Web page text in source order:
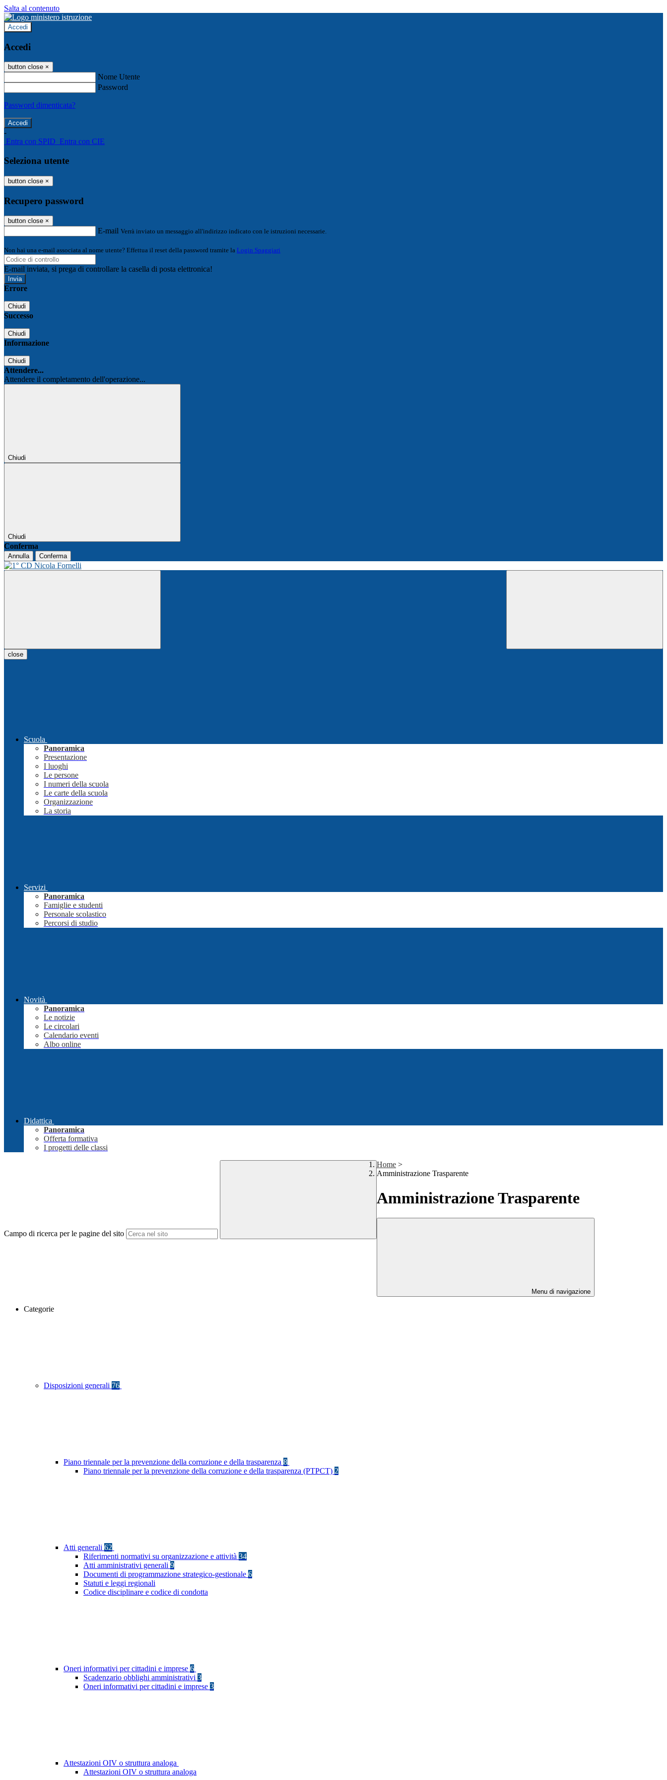
Salta al contenuto
Accedi
Accedi
button close ×
Nome Utente
Password
Password dimenticata?
-
Entra con SPID Entra con CIE
Seleziona utente
button close ×
Recupero password
button close ×
E-mail Verrà inviato un messaggio all'indirizzo indicato con le istruzioni necessarie.
Non hai una e-mail associata al nome utente? Effettua il reset della password tramite la Login Spaggiari
E-mail inviata, si prega di controllare la casella di posta elettronica!
Errore
Chiudi
Successo
Chiudi
Informazione
Chiudi
Attendere...
Attendere il completamento dell'operazione...
Chiudi
Chiudi
Conferma
Annulla Conferma
close
Scuola
Panoramica
Presentazione
I luoghi
Le persone
I numeri della scuola
Le carte della scuola
Organizzazione
La storia
Servizi
Panoramica
Famiglie e studenti
Personale scolastico
Percorsi di studio
Novità
Panoramica
Le notizie
Le circolari
Calendario eventi
Albo online
Didattica
Panoramica
Offerta formativa
I progetti delle classi
Campo di ricerca per le pagine del sito
Home >
Amministrazione Trasparente
Amministrazione Trasparente
Menu di navigazione
Categorie
Disposizioni generali 76
Piano triennale per la prevenzione della corruzione e della trasparenza 8
Piano triennale per la prevenzione della corruzione e della trasparenza (PTPCT) 2
Atti generali 62
Riferimenti normativi su organizzazione e attività 34
Atti amministrativi generali 9
Documenti di programmazione strategico-gestionale 6
Statuti e leggi regionali
Codice disciplinare e codice di condotta
Oneri informativi per cittadini e imprese 6
Scadenzario obblighi amministrativi 3
Oneri informativi per cittadini e imprese 3
Attestazioni OIV o struttura analoga
Attestazioni OIV o struttura analoga